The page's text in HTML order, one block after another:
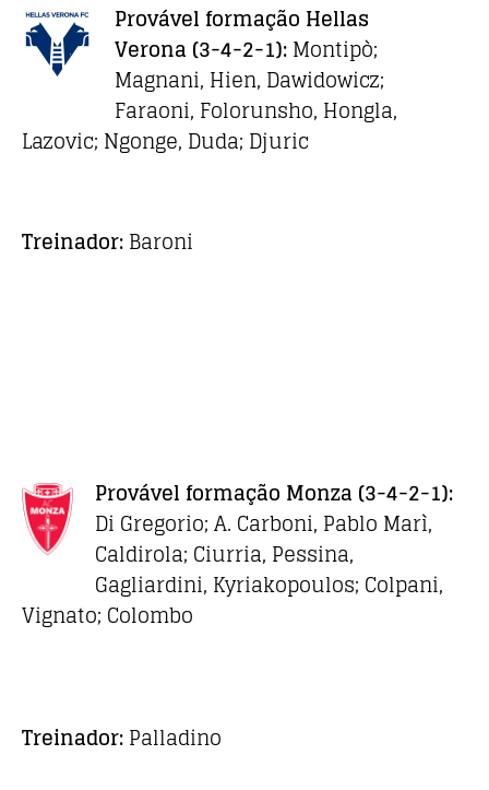
Provável formação Hellas
Verona (3-4-2-1):Montipò;
Magnani, Hien, Dawidowicz;
Faraoni, Folorunsho, Hongla,
Lazovic; Ngonge, Duda; Djuric
Treinador:Baroni
Provável formação Monza (3-4-2-1):
Di Gregorio; A. Carboni, Pablo Marì,
Caldirola; Ciurria, Pessina,
Gagliardini, Kyriakopoulos; Colpani,
Vignato; Colombo
Treinador:Palladino